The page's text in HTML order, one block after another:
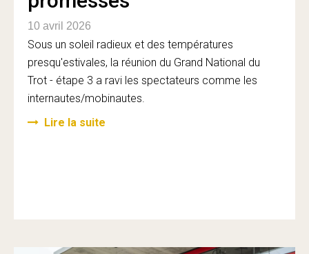
10 avril 2026
Sous un soleil radieux et des températures
presqu'estivales, la réunion du Grand National du
Trot - étape 3 a ravi les spectateurs comme les
internautes/mobinautes.
Lire la suite